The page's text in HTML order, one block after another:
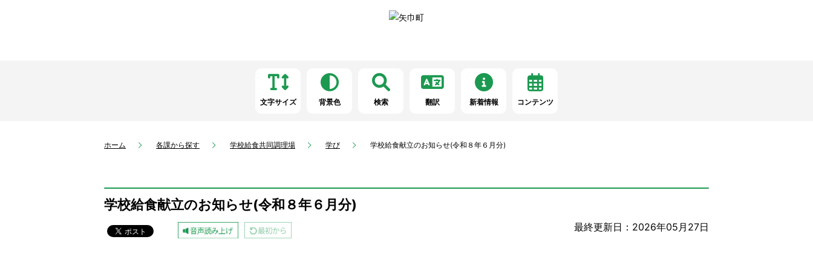
文字サイズ 背景色 検索 翻訳 新着情報 コンテンツ
ホーム 各課から探す 学校給食共同調理場 学び 学校給食献立のお知らせ(令和８年６月分)
学校給食献立のお知らせ(令和８年６月分)
最終更新日：2026年05月27日